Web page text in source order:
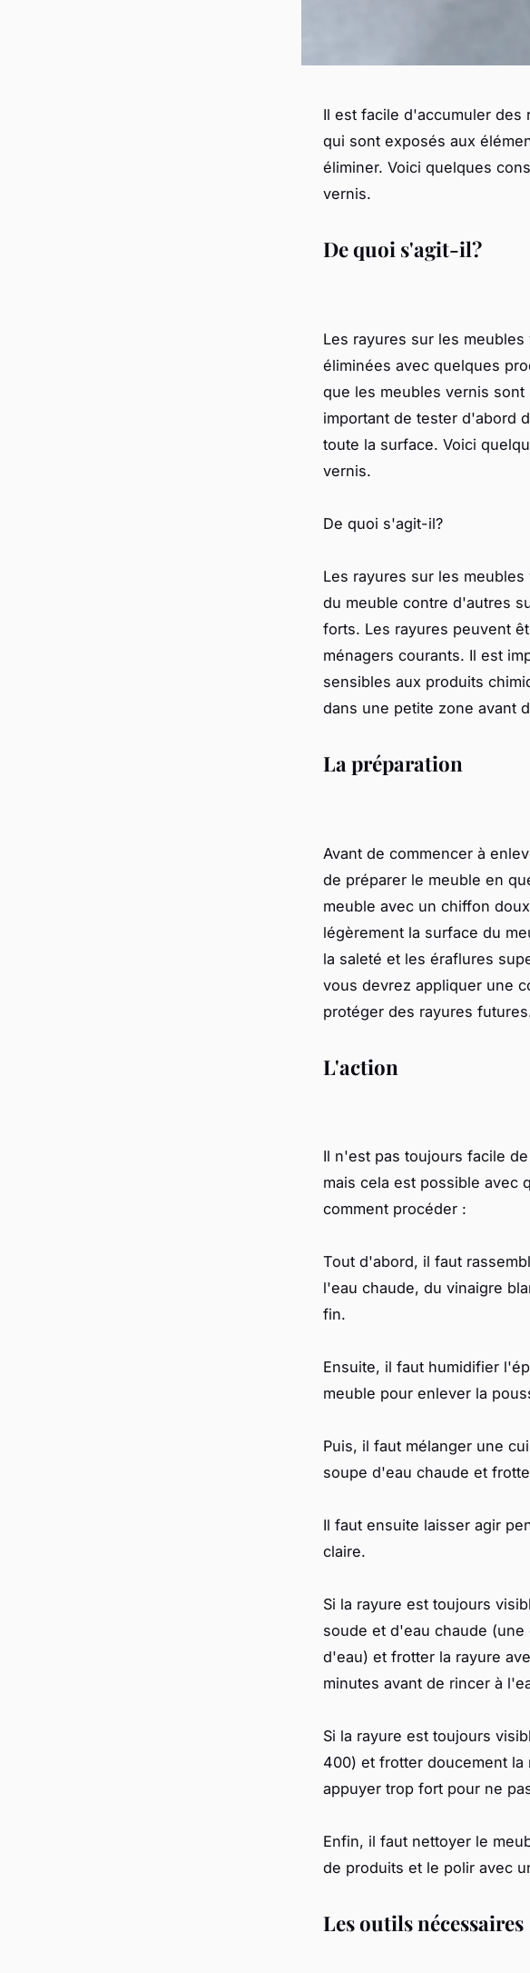
Il est facile d'accumuler des
qui sont exposés aux
éliminer. Voici quelques
vernis.
De quoi s'agit-il?
Les rayures sur les
éliminées avec quelques
que les meubles vernis
important de tester d'abord
toute la surface. Voici
vernis.
De quoi s'agit-il?
Les rayures sur les
du meuble contre d'autres
forts. Les rayures peuvent
ménagers courants. Il est
sensibles aux produits
dans une petite zone avant
La préparation
Avant de commencer à
de préparer le meuble en
meuble avec un chiffon
légèrement la surface du
la saleté et les éraflures
vous devrez appliquer une
protéger des rayures
L'action
Il n'est pas toujours facile
mais cela est possible avec
comment procéder :
Tout d'abord, il faut
l'eau chaude, du vinaigre
fin.
Ensuite, il faut humidifier
meuble pour enlever la
Puis, il faut mélanger une
soupe d'eau chaude et
Il faut ensuite laisser agir
claire.
Si la rayure est toujours
soude et d'eau chaude
d'eau) et frotter la rayure
minutes avant de rincer à
Si la rayure est toujours
400) et frotter doucement
appuyer trop fort pour ne
Enfin, il faut nettoyer le
de produits et le polir avec
Les outils nécessaires